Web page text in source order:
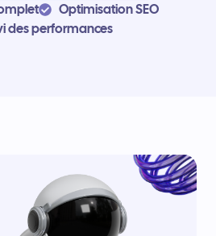
Optimisation SEO
des performances